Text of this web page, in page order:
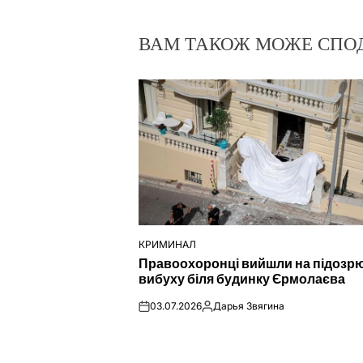
ВАМ ТАКОЖ МОЖЕ
ОПУБЛІКУВАТИ
КРИМИНАЛ
Правоохоронці вийшли на
вибуху біля будинку Єрмолаєва
on03.07.2026Опубліковано
Дарья Звягина